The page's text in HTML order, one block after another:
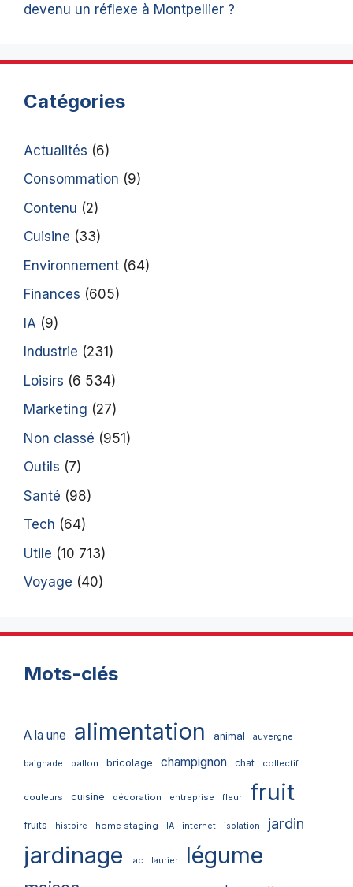
devenu un réflexe à Montpellier ?
Catégories
Actualités (6)
Consommation (9)
Contenu (2)
Cuisine (33)
Environnement (64)
Finances (605)
IA (9)
Industrie (231)
Loisirs (6 534)
Marketing (27)
Non classé (951)
Outils (7)
Santé (98)
Tech (64)
Utile (10 713)
Voyage (40)
Mots-clés
A la une alimentation animal auvergne
baignade ballon bricolage champignon chat collectif
couleurs cuisine décoration entreprise fleur fruit
fruits histoire home staging IA internet isolation jardin
jardinage lac laurier légume